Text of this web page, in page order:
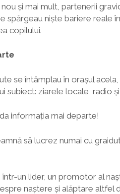
și mai mult, partenerii
spărgeau niște bariere reale
copilului.
se întâmplau în orașul
subiect: ziarele locale, radio
informația mai departe!
să lucrez numai cu
un lider, un promotor al
naștere și alăptare altfel